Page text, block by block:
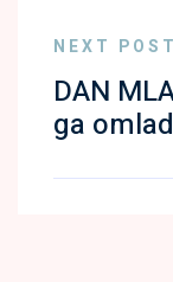
NEXT POST
DAN
ga